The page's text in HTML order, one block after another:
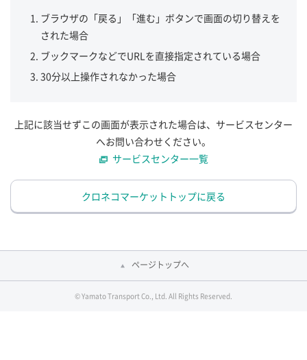
ブラウザの「戻る」「進む」ボタンで画面の切り替えを
された場合
ブックマークなどでURLを直接指定されている場合
30分以上操作されなかった場合
上記に該当せずこの画面が表示された場合は、サービスセンター
へお問い合わせください。
サービスセンター一覧
クロネコマーケットトップに戻る
ページトップへ
© Yamato Transport Co., Ltd. All Rights Reserved.